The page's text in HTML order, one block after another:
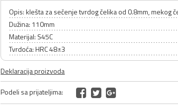
Opis: klešta za sečenje tvrdog čelika od 0.8mm, mekog
Dužina: 110mm
Materijal: S45C
Tvrdoća: HRC 48±3
Deklaracija proizvoda
Podeli sa prijateljima: